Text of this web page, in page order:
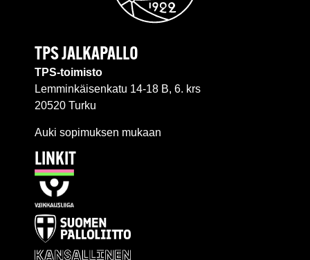
TPS JALKAPALLO
TPS-toimisto
Lemminkäisenkatu 14-18 B, 6. krs
20520 Turku
Auki sopimuksen mukaan
LINKIT